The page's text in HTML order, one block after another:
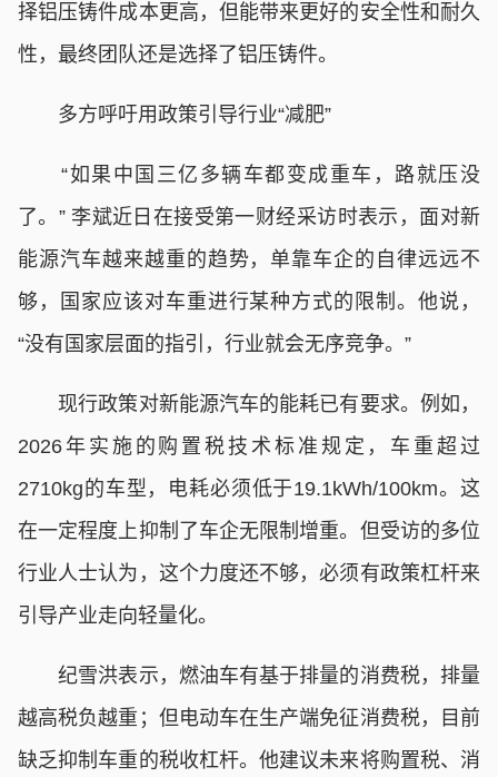
择铝压铸件成本更高，但能带来更好的安全性和耐久
性，最终团队还是选择了铝压铸件。
多方呼吁用政策引导行业“减肥”
“如果中国三亿多辆车都变成重车，路就压没
了。” 李斌近日在接受第一财经采访时表示，面对新
能源汽车越来越重的趋势，单靠车企的自律远远不
够，国家应该对车重进行某种方式的限制。他说，
“没有国家层面的指引，行业就会无序竞争。”
现行政策对新能源汽车的能耗已有要求。例如，
2026年实施的购置税技术标准规定，车重超过
2710kg的车型，电耗必须低于19.1kWh/100km。这
在一定程度上抑制了车企无限制增重。但受访的多位
行业人士认为，这个力度还不够，必须有政策杠杆来
引导产业走向轻量化。
纪雪洪表示，燃油车有基于排量的消费税，排量
越高税负越重；但电动车在生产端免征消费税，目前
缺乏抑制车重的税收杠杆。他建议未来将购置税、消